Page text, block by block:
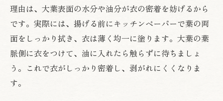
理由は、大葉表面の水分や油分が衣の密着を妨げるから
です。実際には、揚げる前にキッチンペーパーで葉の両
面をしっかり拭き、衣は薄く均一に塗ります。大葉の葉
脈側に衣をつけて、油に入れたら触らずに待ちましょ
う。これで衣がしっかり密着し、剥がれにくくなりま
す。